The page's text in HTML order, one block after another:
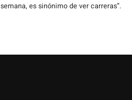
semana, es sinónimo de ver carreras”.